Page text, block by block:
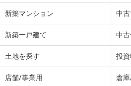
新築マンション 中
新築一戸建て 中
土地を探す 投
店舗/事業用 倉